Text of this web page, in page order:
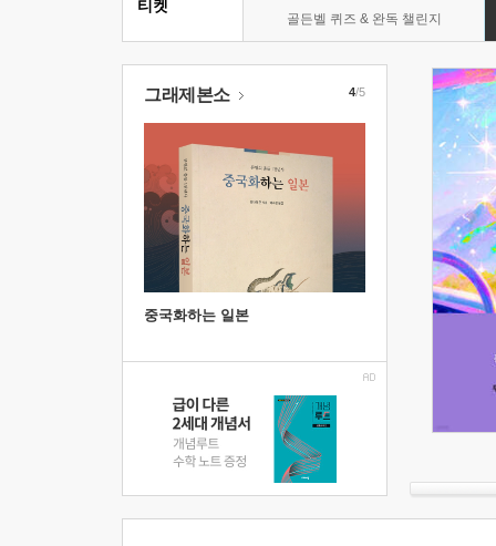
골든벨 퀴즈 & 완독 챌린지
티켓
그래제본소
중국화하는 일본
4/5